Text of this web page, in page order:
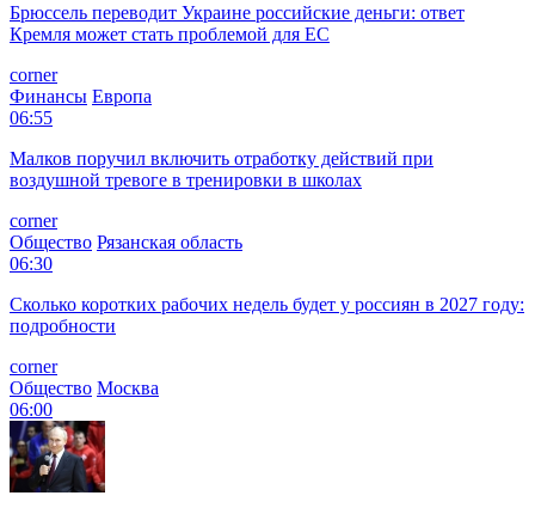
Брюссель переводит Украине российские деньги: ответ
Кремля может стать проблемой для EC
corner
Финансы Европа
06:55
Малков поручил включить отработку действий при
воздушной тревоге в тренировки в школах
corner
Общество Рязанская область
06:30
Сколько коротких рабочих недель будет у россиян в 2027 году:
подробности
corner
Общество Москва
06:00